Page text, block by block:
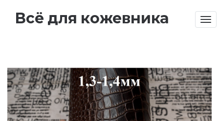
Всё для кожевника